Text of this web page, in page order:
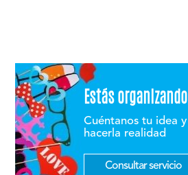
Estás
Cuéntanos tu idea
hacerla realidad
Consultar servicio